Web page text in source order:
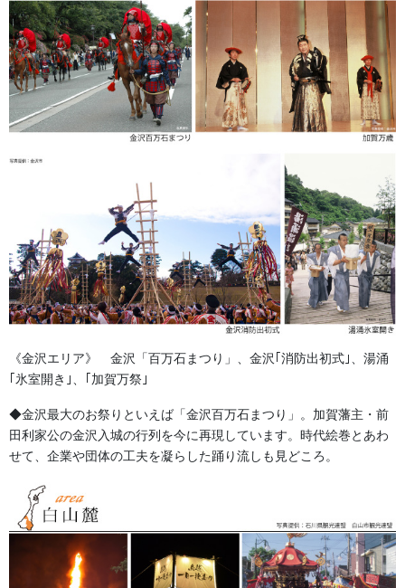
法被
綿100％ タッサーブロード
《金沢エリア》 金沢「百万石まつり」、金沢｢消防出初式｣、湯涌
｢氷室開き｣、｢加賀万祭｣
◆金沢最大のお祭りといえば「金沢百万石まつり」。加賀藩主・前
田利家公の金沢入城の行列を今に再現しています。時代絵巻とあわ
せて、企業や団体の工夫を凝らした踊り流しも見どころ。